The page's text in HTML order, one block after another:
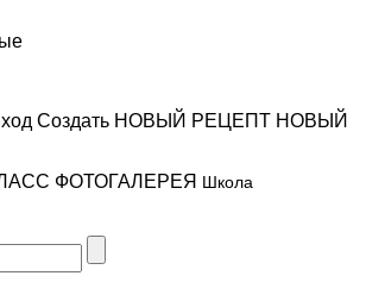
Создать НОВЫЙ РЕЦЕПТ НОВЫЙ
ФОТОГАЛЕРЕЯ Школа